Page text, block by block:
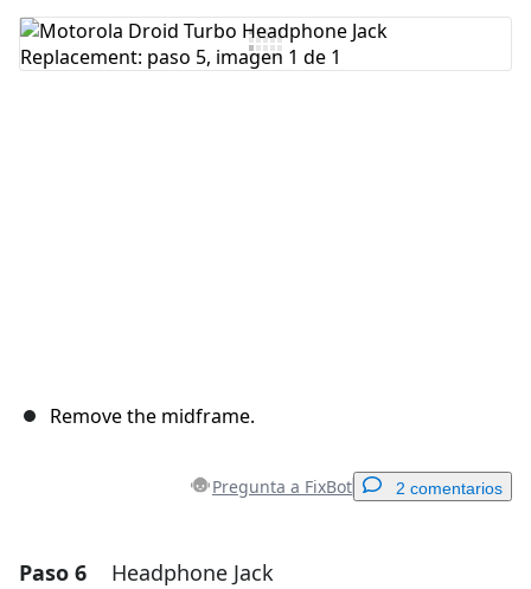
Agregar Comentario
Remove the midframe.
Pregunta a FixBot 2 comentarios
Agregar un comentario
Paso 6 Headphone Jack